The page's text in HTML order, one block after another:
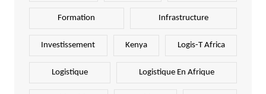
Formation Infrastructure
Investissement Kenya Logis-T Africa
Logistique Logistique En Afrique